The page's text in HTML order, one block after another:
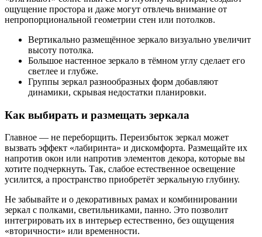
ощущение простора и даже могут отвлечь внимание от
непропорциональной геометрии стен или потолков.
Вертикально размещённое зеркало визуально увеличит
высоту потолка.
Большое настенное зеркало в тёмном углу сделает его
светлее и глубже.
Группы зеркал разнообразных форм добавляют
динамики, скрывая недостатки планировки.
Как выбирать и размещать зеркала
Главное — не переборщить. Переизбыток зеркал может
вызвать эффект «лабиринта» и дискомфорта. Размещайте их
напротив окон или напротив элементов декора, которые вы
хотите подчеркнуть. Так, слабое естественное освещение
усилится, а пространство приобретёт зеркальную глубину.
Не забывайте и о декоративных рамах и комбинировании
зеркал с полками, светильниками, панно. Это позволит
интегрировать их в интерьер естественно, без ощущения
«вторичности» или временности.